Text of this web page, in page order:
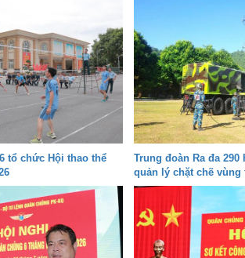
tổ chức Hội thao thể
Trung đoàn Ra đa
quản lý chặt chẽ vùng